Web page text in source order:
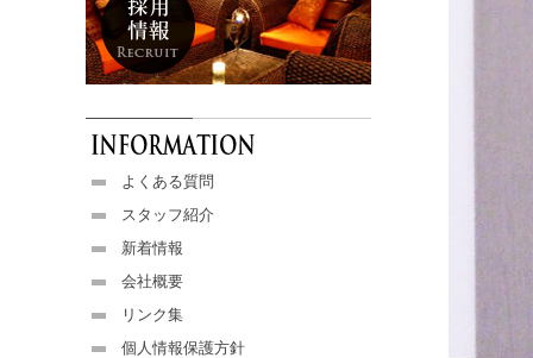
よくある質問
スタッフ紹介
新着情報
会社概要
リンク集
個人情報保護方針